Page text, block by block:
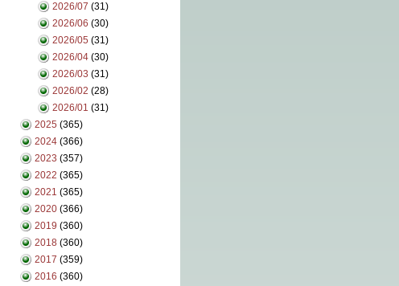
2026/07 (31)
2026/06 (30)
2026/05 (31)
2026/04 (30)
2026/03 (31)
2026/02 (28)
2026/01 (31)
2025 (365)
2024 (366)
2023 (357)
2022 (365)
2021 (365)
2020 (366)
2019 (360)
2018 (360)
2017 (359)
2016 (360)